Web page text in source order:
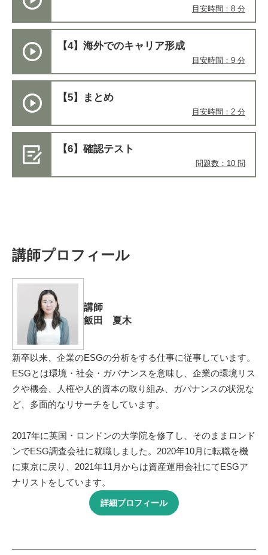
目安時間：8 分
【4】海外でのキャリア形成
目安時間：9 分
【5】まとめ
目安時間：2 分
【6】確認テスト
問題数：10 問
講師プロフィール
講師
飯田 夏木
新卒以来、企業のESGの分析をする仕事に従事しています。
ESGとは環境・社会・ガバナンスを意味し、企業の環境リス
クや機会、人権や人的資本の取り組み、ガバナンスの状況な
ど、多面的なリサーチをしています。
2017年に英国・ロンドンの大学院を修了し、そのままロンド
ンでESG調査会社に就職しました。2020年10月に転職を機
に東京に戻り、2021年11月からは資産運用会社にてESGア
ナリストをしています。
詳細プロフィール